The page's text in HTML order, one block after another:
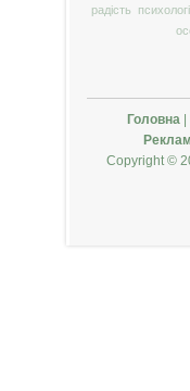
радість
Головна
Copyright ©